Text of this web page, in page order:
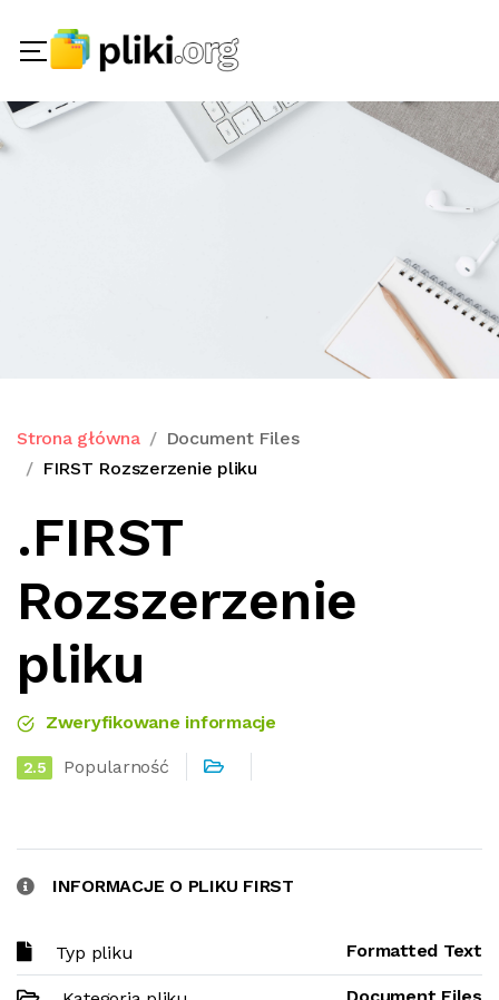
Strona główna
Document Files
FIRST Rozszerzenie pliku
.FIRST
Rozszerzenie
pliku
Zweryfikowane informacje
2.5 Popularność
INFORMACJE O PLIKU FIRST
Typ pliku Formatted Text